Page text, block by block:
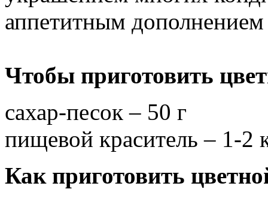
аппетитным
Чтобы приготовить
сахар-песок – 50 г
пищевой краситель – 1-2
Как приготовить